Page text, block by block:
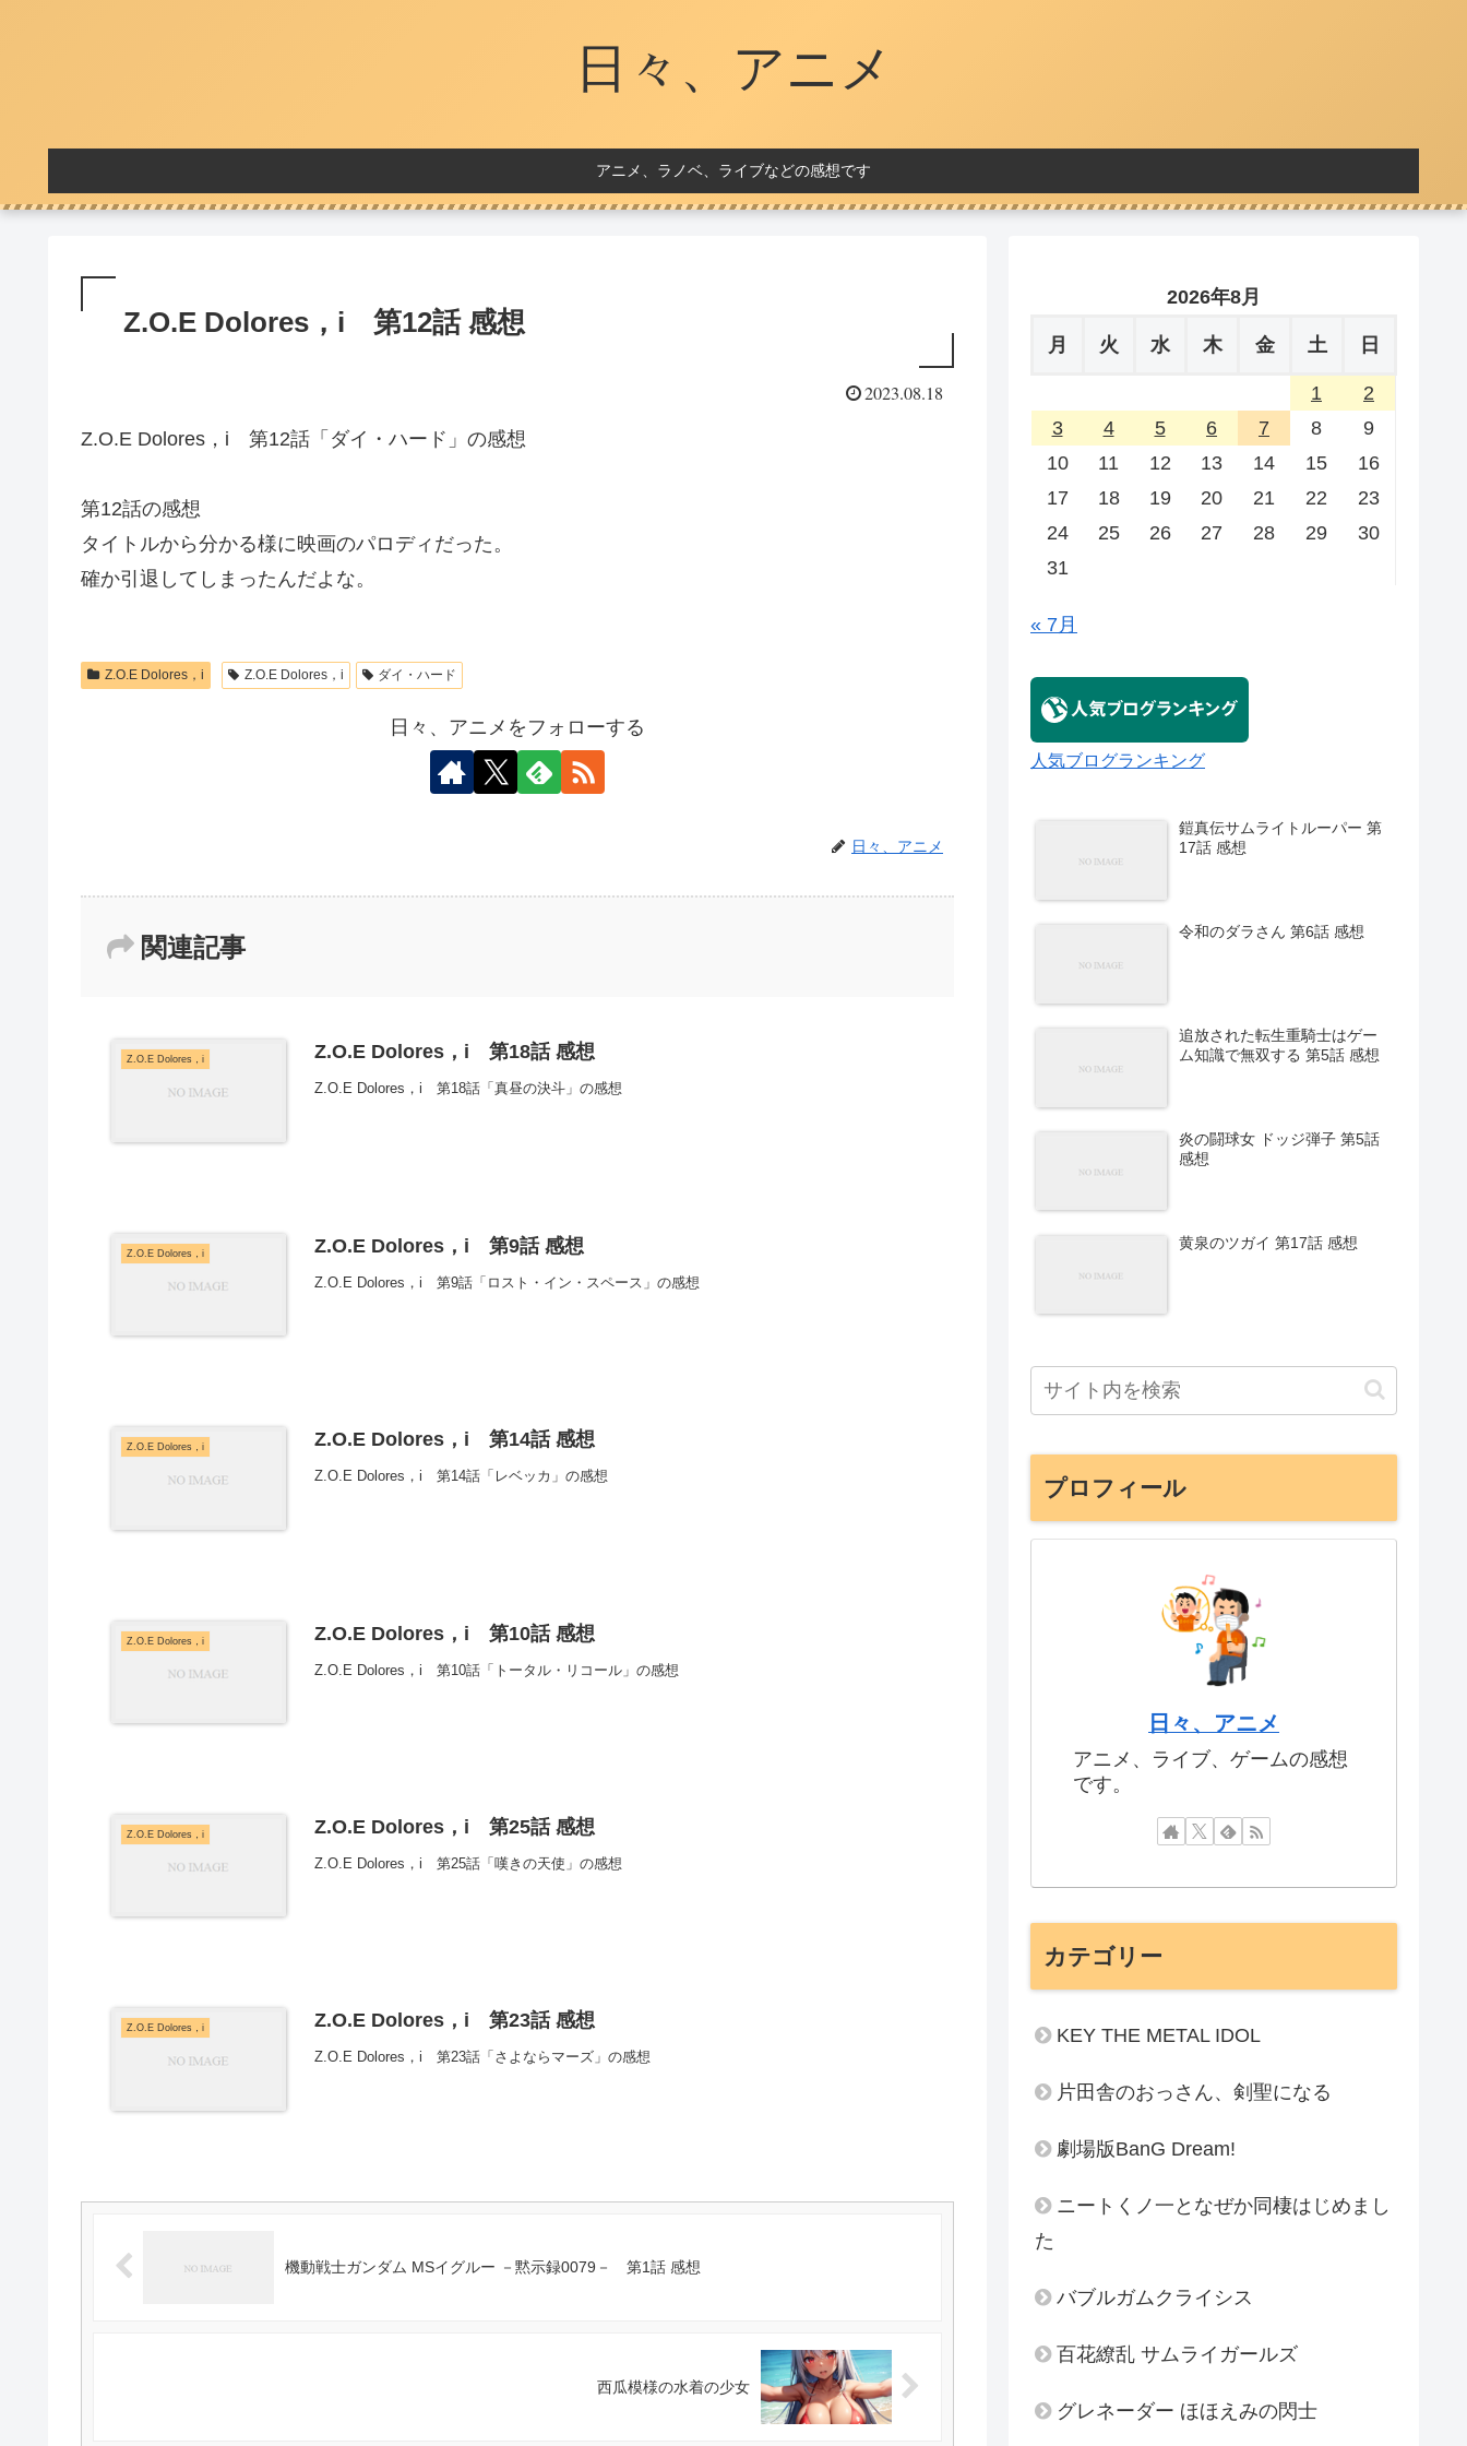
日々、アニメ
アニメ、ラノベ、ライブなどの感想です
Z.O.E Dolores，i 第12話 感想
2023.08.18
Z.O.E Dolores，i 第12話「ダイ・ハード」の感想
第12話の感想
タイトルから分かる様に映画のパロディだった。
確か引退してしまったんだよな。
Z.O.E Dolores，i Z.O.E Dolores，i ダイ・ハード
日々、アニメをフォローする
日々、アニメ
関連記事
Z.O.E Dolores，i Z.O.E Dolores，i 第18話 感想
Z.O.E Dolores，i 第18話「真昼の決斗」の感想
Z.O.E Dolores，i Z.O.E Dolores，i 第9話 感想
Z.O.E Dolores，i 第9話「ロスト・イン・スペース」の感想
Z.O.E Dolores，i Z.O.E Dolores，i 第14話 感想
Z.O.E Dolores，i 第14話「レベッカ」の感想
Z.O.E Dolores，i Z.O.E Dolores，i 第10話 感想
Z.O.E Dolores，i 第10話「トータル・リコール」の感想
Z.O.E Dolores，i Z.O.E Dolores，i 第25話 感想
Z.O.E Dolores，i 第25話「嘆きの天使」の感想
Z.O.E Dolores，i Z.O.E Dolores，i 第23話 感想
Z.O.E Dolores，i 第23話「さよならマーズ」の感想
機動戦士ガンダム MSイグルー －黙示録0079－ 第1話 感想
西瓜模様の水着の少女
2026年8月
月 火 水 木 金 土 日
1
2
3
4 5 6 7 8
9
10
11 12 13 14 15
16
17
18 19 20 21 22
23
24
25 26 27 28 29
30
31
« 7月
人気ブログランキング
鎧真伝サムライトルーパー 第
17話 感想
令和のダラさん 第6話 感想
追放された転生重騎士はゲー
ム知識で無双する 第5話 感想
炎の闘球女 ドッジ弾子 第5話
感想
黄泉のツガイ 第17話 感想
プロフィール
日々、アニメ
アニメ、ライブ、ゲームの感想
です。
カテゴリー
KEY THE METAL IDOL
片田舎のおっさん、剣聖になる
劇場版BanG Dream!
ニートくノ一となぜか同棲はじめまし
た
バブルガムクライシス
百花繚乱 サムライガールズ
グレネーダー ほほえみの閃士